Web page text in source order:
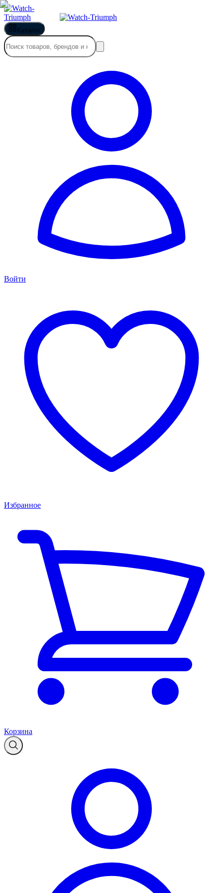
Каталог
Войти
Избранное
Корзина